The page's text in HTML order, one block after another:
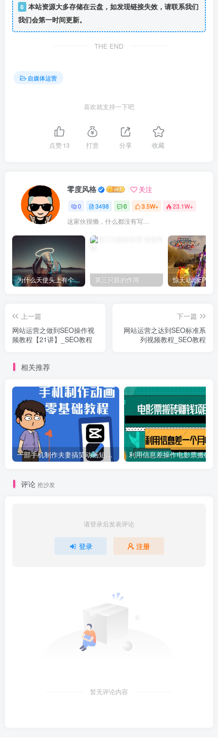
6 本站资源大多存储在云盘，如发现链接失效，请联系我们
我们会第一时间更新。
THE END
自媒体运营
喜欢就支持一下吧
点赞13 打赏 分享 收藏
零度风格 关注
0 3498 0 3.5W+ 23.1W+
这家伙很懒，什么都没有写...
为什么天使头上有个圈？ 第三只眼的作用
上一篇
网站运营之做到SEO操作视
频教程【21讲】_SEO教程
下一篇
网站运营之达到SEO标准系
列视频教程_SEO教程
相关推荐
一部手机制作夫妻搞笑动画短视频教程，零基础也能快速上手
评论 抢沙发
请登录后发表评论
登录 注册
暂无评论内容